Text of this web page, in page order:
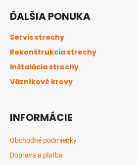
ĎALŠIA PONUKA
Servis strechy
Rekonštrukcia strechy
Inštalácia strechy
Väzníkové krovy
INFORMÁCIE
Obchodné podmienky
Doprava a platba